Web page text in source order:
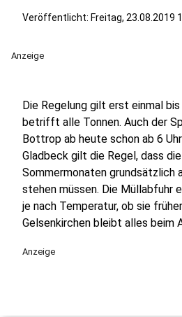
Veröffentlicht: Freitag, 23.08.2019
Anzeige
Die Regelung gilt erst einmal
betrifft alle Tonnen. Auch der
Bottrop ab heute schon ab 6
Gladbeck gilt die Regel, dass
Sommermonaten grundsätzlich
stehen müssen. Die Müllabfuhr
je nach Temperatur, ob sie
Gelsenkirchen bleibt alles beim
Anzeige